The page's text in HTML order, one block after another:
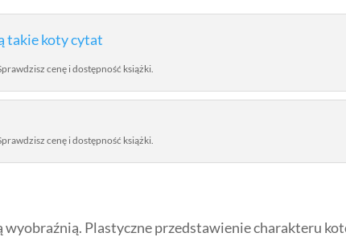
cenę i dostępność książki.
cenę i dostępność książki.
Plastyczne przedstawienie charakteru